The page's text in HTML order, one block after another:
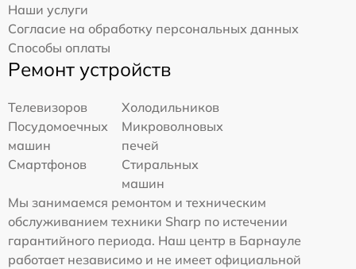
Наши услуги
Согласие на обработку персональных данных
Способы оплаты
Ремонт устройств
Телевизоров
Холодильников
Посудомоечных
машин
Микроволновых
печей
Смартфонов
Стиральных
машин
Мы занимаемся ремонтом и техническим
обслуживанием техники Sharp по истечении
гарантийного периода. Наш центр в Барнауле
работает независимо и не имеет официальной